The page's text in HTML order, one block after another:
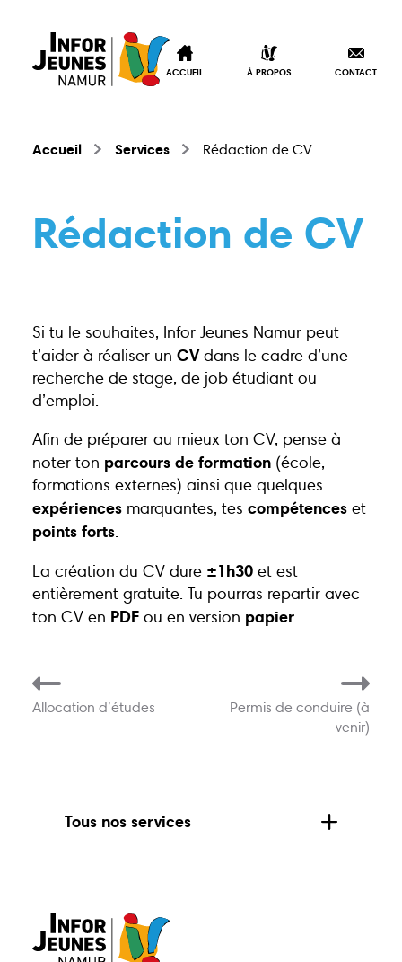
ACCUEIL À PROPOS CONTACT
Accueil Services Rédaction de CV
Rédaction de CV
Si tu le souhaites, Infor Jeunes Namur peut
t’aider à réaliser un CVdans le cadre d’une
recherche de stage, de job étudiant ou
d’emploi.
Afin de préparer au mieux ton CV, pense à
noter ton parcours de formation (école,
formations externes) ainsi que quelques
expériences marquantes, tes compétences et
points forts.
La création du CV dure ±1h30 et est
entièrement gratuite. Tu pourras repartir avec
ton CV en PDF ou en version papier.
Allocation d’études
Permis de conduire (à
venir)
Tous nos services
Accueil À propos
Actions Animations
Points-relais Écoles
Publications
Kots Jobs
FAQ Services
Contact